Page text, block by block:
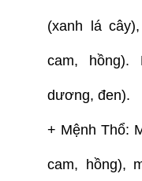
(xanh lá
cam, hồng).
dương, đen).
+ Mệnh Thổ:
cam, hồng),